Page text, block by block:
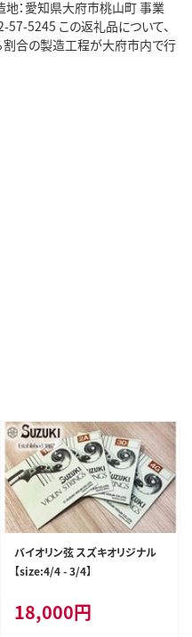
地：愛知県大府市桃山町 事業
57-5245 この返礼品について、
合の製造工程が大府市内で行
バイオリン弦 スズキオリジナル
【size:4/4 - 3/4】
18,000円